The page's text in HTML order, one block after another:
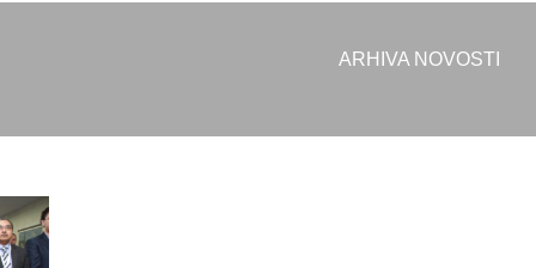
ARHIVA NOVOSTI